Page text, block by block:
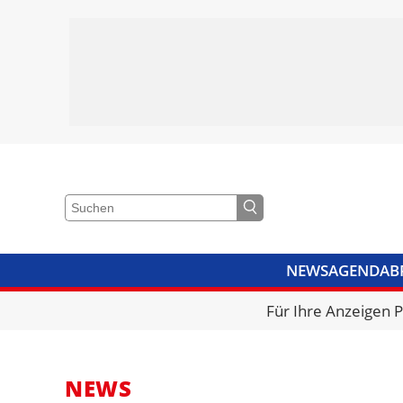
NEWSAGENDA
VIDEOSBIBLIOTHEK
Für Ihre Anzeigen
NEWS